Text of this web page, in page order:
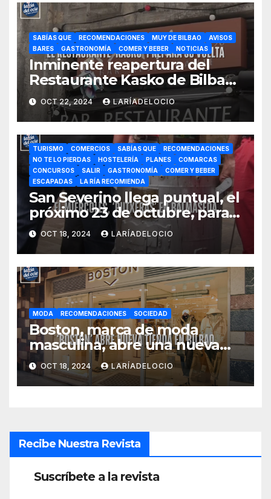
SABÍAS QUE RECOMENDACIONES MUY DE BILBAO
AVISOS
BARES
GASTRONOMÍA COMER Y BEBER NOTICIAS
Inminente reapertura del
Restaurante Kasko de Bilbao,
arrasado en julio por un
incendio
OCT 22, 2024 LARÍADELOCIO
TURISMO COMERCIOS SABÍAS QUE
RECOMENDACIONES
NO TE LO PIERDAS
HOSTELERÍA PLANES
COMARCAS
CONCURSOS
SALIR GASTRONOMÍA
COMER Y BEBER
ESCAPADAS
LA RÍA RECOMIENDA
San Severino llega puntual, el
próximo 23 de octubre, para
preparar la ‘putxera’
ferroviaria
OCT 18, 2024 LARÍADELOCIO
MODA RECOMENDACIONES SOCIEDAD
Boston, marca de moda
masculina, abre una nueva
tienda en Bilbao
OCT 18, 2024 LARÍADELOCIO
Recibe Nuestra Revista
Suscríbete a la revista